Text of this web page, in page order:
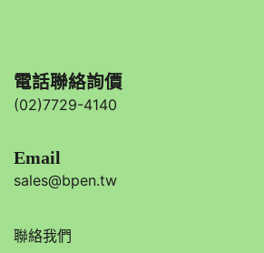
電話聯絡詢價
(02)7729-4140
Email
sales@bpen.tw
聯絡我們